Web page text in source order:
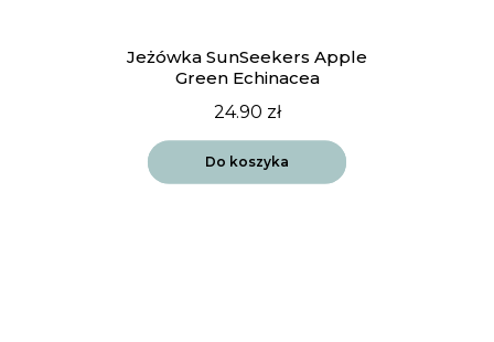
Jeżówka SunSeekers Apple
Green Echinacea
24.90 zł
Do koszyka